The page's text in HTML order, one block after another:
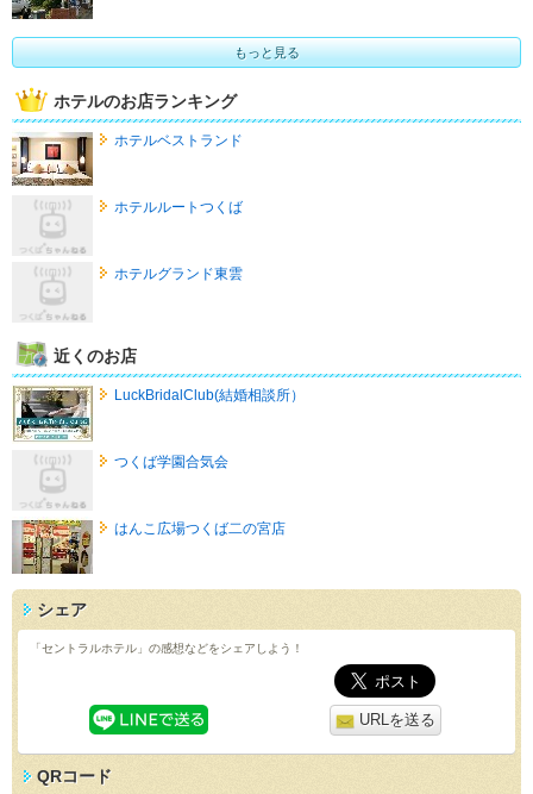
もっと見る
ホテルのお店ランキング
ホテルベストランド
ホテルルートつくば
ホテルグランド東雲
近くのお店
LuckBridalClub(結婚相談所）
つくば学園合気会
はんこ広場つくば二の宮店
シェア
「セントラルホテル」の感想などをシェアしよう！
URLを送る
QRコード